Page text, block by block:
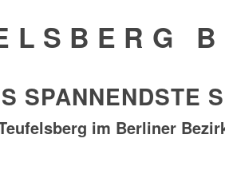
SPANNENDSTE
im Berliner